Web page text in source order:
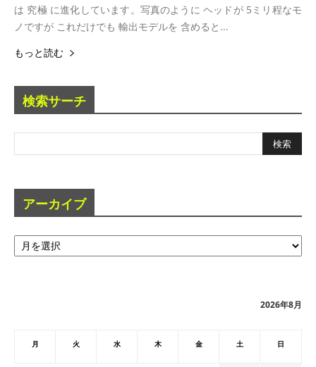
は 究極 に進化しています。写真のように ヘッドが 5ミリ程なモ
ノですが これだけでも 輸出モデルを 含めると...
もっと読む
検索サーチ
アーカイブ
ア
ー
2026年8月
月 火 水 木 金 土 日